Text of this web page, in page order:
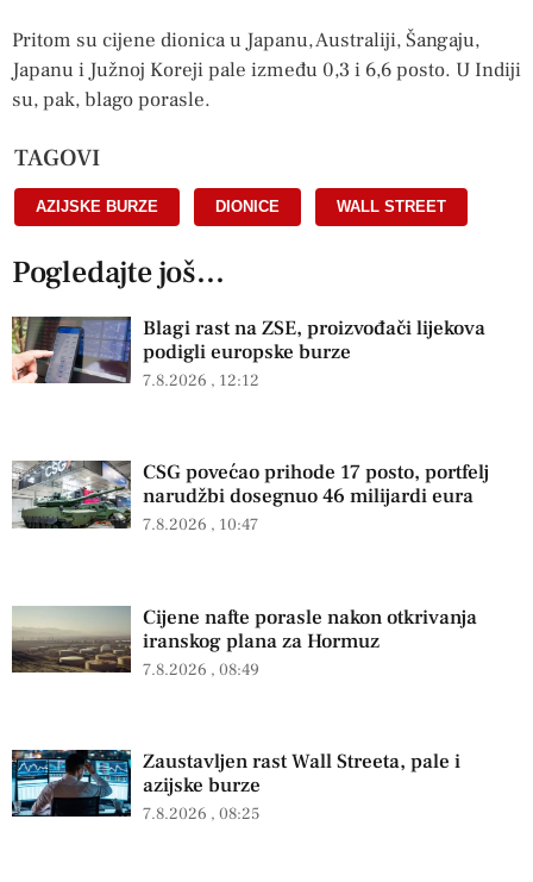
Pritom su cijene dionica u Japanu, Australiji, Šangaju,
Japanu i Južnoj Koreji pale između 0,3 i 6,6 posto. U Indiji
su, pak, blago porasle.
TAGOVI
AZIJSKE BURZE DIONICE WALL STREET
Pogledajte još...
Blagi rast na ZSE, proizvođači lijekova
podigli europske burze
7.8.2026 12:12
CSG povećao prihode 17 posto, portfelj
narudžbi dosegnuo 46 milijardi eura
7.8.2026 10:47
Cijene nafte porasle nakon otkrivanja
iranskog plana za Hormuz
7.8.2026 08:49
Zaustavljen rast Wall Streeta, pale i
azijske burze
7.8.2026 08:25